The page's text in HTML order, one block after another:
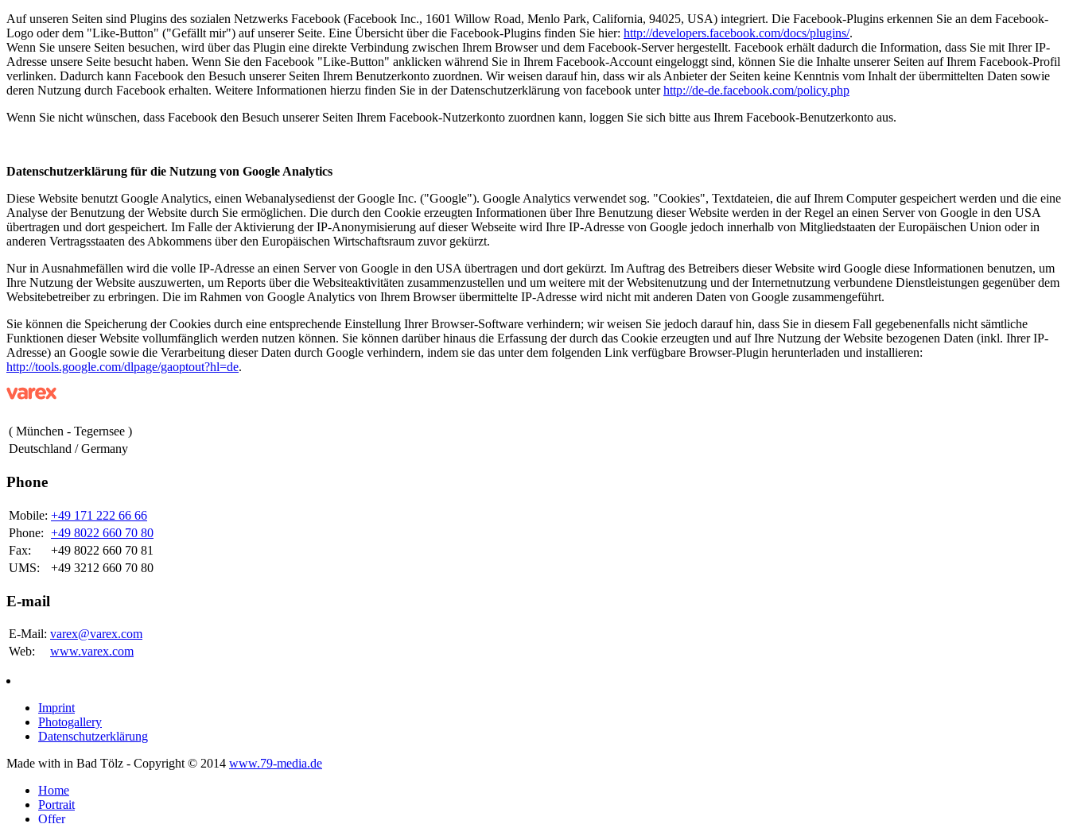
Auf unseren Seiten sind Plugins des sozialen Netzwerks Facebook (Facebook Inc., 1601 Willow Road, Menlo Park, California, 94025, USA) integriert. Die Facebook-Plugins erkennen Sie an dem Facebook-
Logo oder dem "Like-Button" ("Gefällt mir") auf unserer Seite. Eine Übersicht über die Facebook-Plugins finden Sie hier: http://developers.facebook.com/docs/plugins/.
Wenn Sie unsere Seiten besuchen, wird über das Plugin eine direkte Verbindung zwischen Ihrem Browser und dem Facebook-Server hergestellt. Facebook erhält dadurch die Information, dass Sie mit Ihrer IP-
Adresse unsere Seite besucht haben. Wenn Sie den Facebook "Like-Button" anklicken während Sie in Ihrem Facebook-Account eingeloggt sind, können Sie die Inhalte unserer Seiten auf Ihrem Facebook-Profil
verlinken. Dadurch kann Facebook den Besuch unserer Seiten Ihrem Benutzerkonto zuordnen. Wir weisen darauf hin, dass wir als Anbieter der Seiten keine Kenntnis vom Inhalt der übermittelten Daten sowie
deren Nutzung durch Facebook erhalten. Weitere Informationen hierzu finden Sie in der Datenschutzerklärung von facebook unterhttp://de-de.facebook.com/policy.php
Wenn Sie nicht wünschen, dass Facebook den Besuch unserer Seiten Ihrem Facebook-Nutzerkonto zuordnen kann, loggen Sie sich bitte aus Ihrem Facebook-Benutzerkonto aus.
Datenschutzerklärung für die Nutzung von Google Analytics
Diese Website benutzt Google Analytics, einen Webanalysedienst der Google Inc. ("Google"). Google Analytics verwendet sog. "Cookies", Textdateien, die auf Ihrem Computer gespeichert werden und die eine
Analyse der Benutzung der Website durch Sie ermöglichen. Die durch den Cookie erzeugten Informationen über Ihre Benutzung dieser Website werden in der Regel an einen Server von Google in den USA
übertragen und dort gespeichert. Im Falle der Aktivierung der IP-Anonymisierung auf dieser Webseite wird Ihre IP-Adresse von Google jedoch innerhalb von Mitgliedstaaten der Europäischen Union oder in
anderen Vertragsstaaten des Abkommens über den Europäischen Wirtschaftsraum zuvor gekürzt.
Nur in Ausnahmefällen wird die volle IP-Adresse an einen Server von Google in den USA übertragen und dort gekürzt. Im Auftrag des Betreibers dieser Website wird Google diese Informationen benutzen, um
Ihre Nutzung der Website auszuwerten, um Reports über die Websiteaktivitäten zusammenzustellen und um weitere mit der Websitenutzung und der Internetnutzung verbundene Dienstleistungen gegenüber dem
Websitebetreiber zu erbringen. Die im Rahmen von Google Analytics von Ihrem Browser übermittelte IP-Adresse wird nicht mit anderen Daten von Google zusammengeführt.
Sie können die Speicherung der Cookies durch eine entsprechende Einstellung Ihrer Browser-Software verhindern; wir weisen Sie jedoch darauf hin, dass Sie in diesem Fall gegebenenfalls nicht sämtliche
Funktionen dieser Website vollumfänglich werden nutzen können. Sie können darüber hinaus die Erfassung der durch das Cookie erzeugten und auf Ihre Nutzung der Website bezogenen Daten (inkl. Ihrer IP-
Adresse) an Google sowie die Verarbeitung dieser Daten durch Google verhindern, indem sie das unter dem folgenden Link verfügbare Browser-Plugin herunterladen und installieren:
http://tools.google.com/dlpage/gaoptout?hl=de.
( München - Tegernsee )
Deutschland / Germany
Phone
Mobile: +49 171 222 66 66
Phone: +49 8022 660 70 80
Fax:
+49 8022 660 70 81
UMS:
+49 3212 660 70 80
E-mail
E-Mail: varex@varex.com
Web:
www.varex.com
Imprint
Photogallery
Datenschutzerklärung
Made with in Bad Tölz - Copyright © 2014 www.79-media.de
Home
Portrait
Offer